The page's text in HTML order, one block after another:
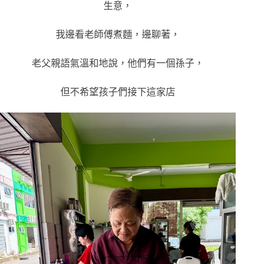
生意，
我邊看老師傅煮麵，邊聊著，
老父親語氣溫和地說，他們有一個孫子，
但不希望孩子們接下這家店